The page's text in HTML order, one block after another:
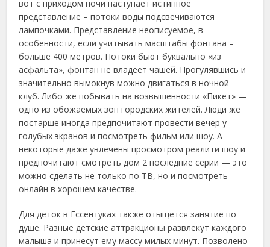
вот с приходом ночи наступает истинное
представление – потоки воды подсвечиваются
лампочками. Представление неописуемое, в
особенности, если учитывать масштабы фонтана –
больше 400 метров. Потоки бьют буквально «из
асфальта», фонтан не владеет чашей. Прогулявшись и
значительно вымокнув можно двигаться в ночной
клуб. Либо же побывать на возвышенности «Пикет» —
одно из обожаемых зон городских жителей. Люди же
постарше иногда предпочитают провести вечер у
голубых экранов и посмотреть фильм или шоу. А
некоторые даже увлечены просмотром реалити шоу и
предпочитают смотреть дом 2 последние серии — это
можно сделать не только по ТВ, но и посмотреть
онлайн в хорошем качестве.
Для деток в Ессентуках также отыщется занятие по
душе. Разные детские аттракционы развлекут каждого
малыша и принесут ему массу милых минут. Позволено